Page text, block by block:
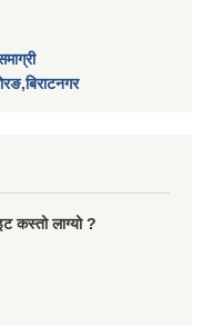
कस्तो लाग्यो ?